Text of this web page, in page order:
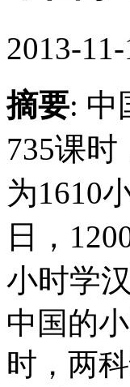
2013-
摘要: 中
735课
为1610
日，
小时学
中国的
时，两